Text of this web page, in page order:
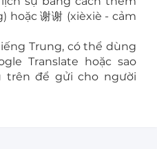
hoặc 谢谢 (xièxiè - cảm
Trung, có thể dùng
Translate hoặc sao
trên để gửi cho người